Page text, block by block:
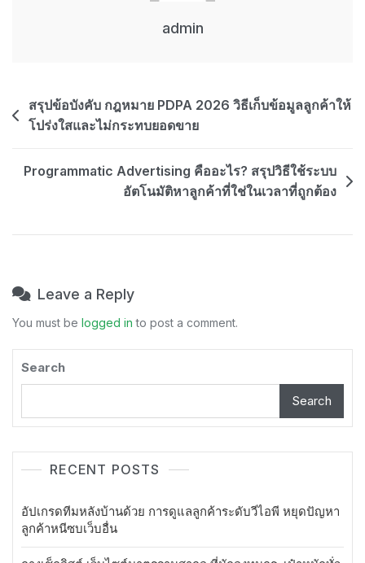
ใน
วัน
มุ่ง
เป็น
admin
Post
navigation
สรุปข้อบังคับ กฎหมาย PDPA 2026 วิธีเก็บข้อมูลลูกค้าให้
โปร่งใสและไม่กระทบยอดขาย
Programmatic Advertising คืออะไร? สรุปวิธีใช้ระบบ
อัตโนมัติหาลูกค้าที่ใช่ในเวลาที่ถูกต้อง
Leave a Reply
You must be logged in to post a comment.
Search
Search
RECENT POSTS
อัปเกรดทีมหลังบ้านด้วย การดูแลลูกค้าระดับวีไอพี หยุดปัญหา
ลูกค้าหนีซบเว็บอื่น